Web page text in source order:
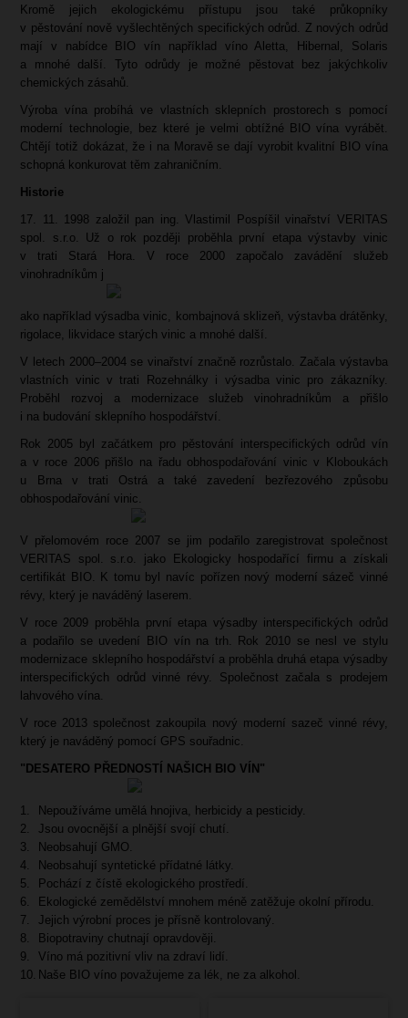
Kromě jejich ekologickému přístupu jsou také průkopníky
v pěstování nově vyšlechtěných specifických odrůd. Z nových odrůd
mají v nabídce BIO vín například víno Aletta, Hibernal, Solaris
a mnohé další. Tyto odrůdy je možné pěstovat bez jakýchkoliv
chemických zásahů.
Výroba vína probíhá ve vlastních sklepních prostorech s pomocí
moderní technologie, bez které je velmi obtížné BIO vína vyrábět.
Chtějí totiž dokázat, že i na Moravě se dají vyrobit kvalitní BIO vína
schopná konkurovat těm zahraničním.
Historie
17. 11. 1998 založil pan ing. Vlastimil Pospíšil vinařství VERITAS
spol. s.r.o. Už o rok později proběhla první etapa výstavby vinic
v trati Stará Hora. V roce 2000 započalo zavádění služeb
vinohradníkům j
ako například výsadba vinic, kombajnová sklizeň, výstavba drátěnky,
rigolace, likvidace starých vinic a mnohé další.
V letech 2000–2004 se vinařství značně rozrůstalo. Začala výstavba
vlastních vinic v trati Rozehnálky i výsadba vinic pro zákazníky.
Proběhl rozvoj a modernizace služeb vinohradníkům a přišlo
i na budování sklepního hospodářství.
Rok 2005 byl začátkem pro pěstování interspecifických odrůd vín
a v roce 2006 přišlo na řadu obhospodařování vinic v Kloboukách
u Brna v trati Ostrá a také zavedení bezřezového způsobu
obhospodařování vinic.
V přelomovém roce 2007 se jim podařilo zaregistrovat společnost
VERITAS spol. s.r.o. jako Ekologicky hospodařící firmu a získali
certifikát BIO. K tomu byl navíc pořízen nový moderní sázeč vinné
révy, který je naváděný laserem.
V roce 2009 proběhla první etapa výsadby interspecifických odrůd
a podařilo se uvedení BIO vín na trh. Rok 2010 se nesl ve stylu
modernizace sklepního hospodářství a proběhla druhá etapa výsadby
interspecifických odrůd vinné révy. Společnost začala s prodejem
lahvového vína.
V roce 2013 společnost zakoupila nový moderní sazeč vinné révy,
který je naváděný pomocí GPS souřadnic.
"DESATERO PŘEDNOSTÍ NAŠICH BIO VÍN"
Nepoužíváme umělá hnojiva, herbicidy a pesticidy.
Jsou ovocnější a plnější svojí chutí.
Neobsahují GMO.
Neobsahují syntetické přídatné látky.
Pochází z čístě ekologického prostředí.
Ekologické zemědělství mnohem méně zatěžuje okolní přírodu.
Jejich výrobní proces je přísně kontrolovaný.
Biopotraviny chutnají opravdověji.
Víno má pozitivní vliv na zdraví lidí.
Naše BIO víno považujeme za lék, ne za alkohol.